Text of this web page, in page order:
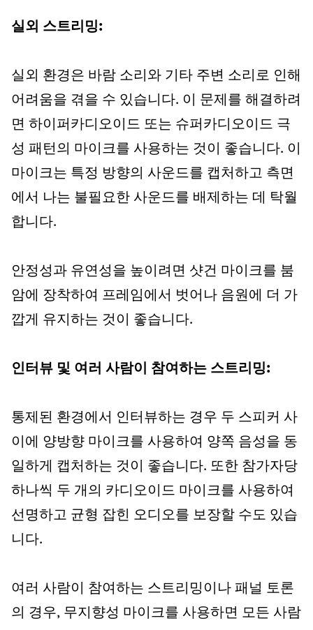
실외 스트리밍:
실외 환경은 바람 소리와 기타 주변 소리로 인해
어려움을 겪을 수 있습니다. 이 문제를 해결하려
면 하이퍼카디오이드 또는 슈퍼카디오이드 극
성 패턴의 마이크를 사용하는 것이 좋습니다. 이
마이크는 특정 방향의 사운드를 캡처하고 측면
에서 나는 불필요한 사운드를 배제하는 데 탁월
합니다.
안정성과 유연성을 높이려면 샷건 마이크를 붐
암에 장착하여 프레임에서 벗어나 음원에 더 가
깝게 유지하는 것이 좋습니다.
인터뷰 및 여러 사람이 참여하는 스트리밍:
통제된 환경에서 인터뷰하는 경우 두 스피커 사
이에 양방향 마이크를 사용하여 양쪽 음성을 동
일하게 캡처하는 것이 좋습니다. 또한 참가자당
하나씩 두 개의 카디오이드 마이크를 사용하여
선명하고 균형 잡힌 오디오를 보장할 수도 있습
니다.
여러 사람이 참여하는 스트리밍이나 패널 토론
의 경우, 무지향성 마이크를 사용하면 모든 사람